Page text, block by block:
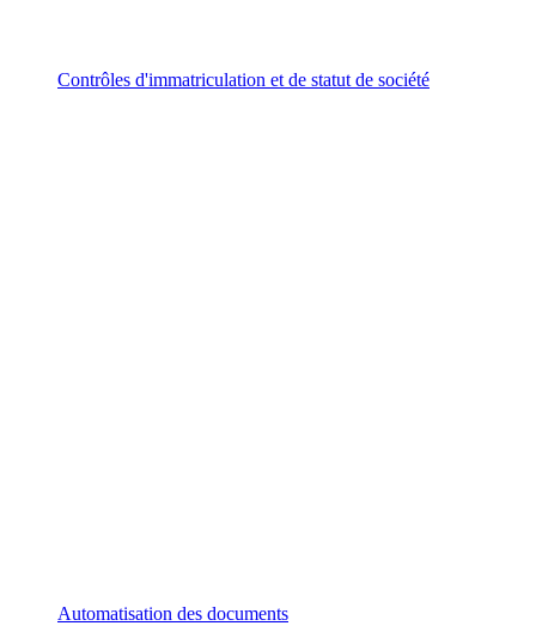
Contrôles d'immatriculation et de statut de société
Automatisation des documents